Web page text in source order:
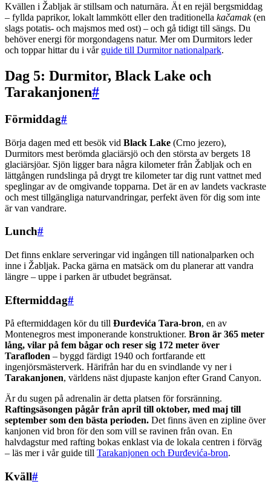
Kvällen i Žabljak är stillsam och naturnära. Ät en rejäl bergsmiddag
– fyllda paprikor, lokalt lammkött eller den traditionella kačamak(en
slags potatis- och majsmos med ost) – och gå tidigt till sängs. Du
behöver energi för morgondagens natur. Mer om Durmitors leder
och toppar hittar du i vår guide till Durmitor nationalpark.
Dag 5: Durmitor, Black Lake och
Tarakanjonen#
Förmiddag#
Börja dagen med ett besök vid Black Lake (Crno jezero),
Durmitors mest berömda glaciärsjö och den största av bergets 18
glaciärsjöar. Sjön ligger bara några kilometer från Žabljak och en
lättgången rundslinga på drygt tre kilometer tar dig runt vattnet med
speglingar av de omgivande topparna. Det är en av landets vackraste
och mest tillgängliga naturvandringar, perfekt även för dig som inte
är van vandrare.
Lunch#
Det finns enklare serveringar vid ingången till nationalparken och
inne i Žabljak. Packa gärna en matsäck om du planerar att vandra
längre – uppe i parken är utbudet begränsat.
Eftermiddag#
På eftermiddagen kör du till Đurđevića Tara-bron, en av
Montenegros mest imponerande konstruktioner. Bron är 365 meter
lång, vilar på fem bågar och reser sig 172 meter över
Tarafloden – byggd färdigt 1940 och fortfarande ett
ingenjörsmästerverk. Härifrån har du en svindlande vy ner i
Tarakanjonen, världens näst djupaste kanjon efter Grand Canyon.
Är du sugen på adrenalin är detta platsen för forsränning.
Raftingsäsongen pågår från april till oktober, med maj till
september som den bästa perioden. Det finns även en zipline över
kanjonen vid bron för den som vill se ravinen från ovan. En
halvdagstur med rafting bokas enklast via de lokala centren i förväg
– läs mer i vår guide till Tarakanjonen och Đurđevića-bron.
Kväll#